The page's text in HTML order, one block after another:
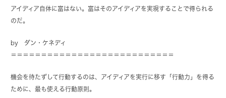
アイディア自体に富はない。富はそのアイディアを実現することで得られる
のだ。
by ダン・ケネディ
＝＝＝＝＝＝＝＝＝＝＝＝＝＝＝＝＝＝＝＝＝＝＝＝＝＝＝
機会を待たずして行動するのは、アイディアを実行に移す「行動力」を得る
ために、最も使える行動原則。